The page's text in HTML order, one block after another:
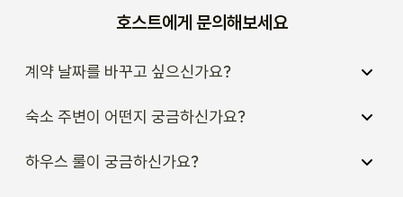
호스트에게 문의해보세요
계약 날짜를 바꾸고 싶으신가요?
숙소 주변이 어떤지 궁금하신가요?
하우스 룰이 궁금하신가요?